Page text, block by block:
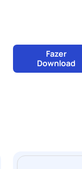
Fazer
Download